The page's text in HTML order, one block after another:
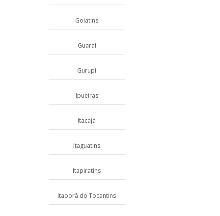
Goiatins
Guaraí
Gurupi
Ipueiras
Itacajá
Itaguatins
Itapiratins
Itaporã do Tocantins